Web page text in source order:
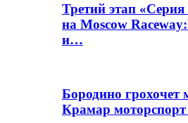
Третий этап
на Moscow
и…
Бородино грохочет
Крамар